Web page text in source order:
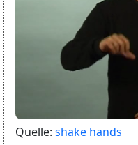
Quelle: shake hands